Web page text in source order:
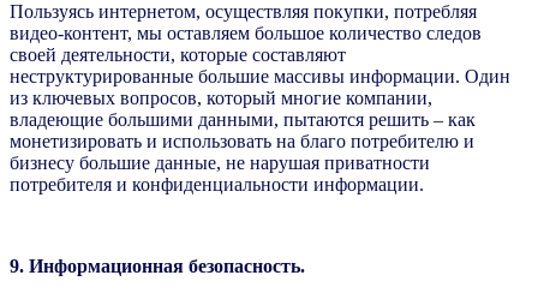
Пользуясь интернетом, осуществляя покупки, потребляя
видео-контент, мы оставляем большое количество следов
своей деятельности, которые составляют
неструктурированные большие массивы информации. Один
из ключевых вопросов, который многие компании,
владеющие большими данными, пытаются решить – как
монетизировать и использовать на благо потребителю и
бизнесу большие данные, не нарушая приватности
потребителя и конфиденциальности информации.
9. Информационная безопасность.